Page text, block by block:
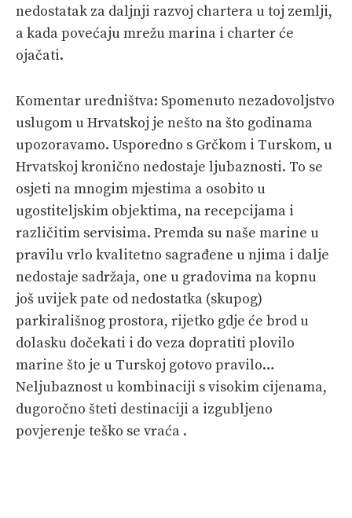
nedostatak za daljnji razvoj chartera u toj zemlji,
a kada povećaju mrežu marina i charter će
ojačati.
Komentar uredništva: Spomenuto nezadovoljstvo
uslugom u Hrvatskoj je nešto na što godinama
upozoravamo. Usporedno s Grčkom i Turskom, u
Hrvatskoj kronično nedostaje ljubaznosti. To se
osjeti na mnogim mjestima a osobito u
ugostiteljskim objektima, na recepcijama i
različitim servisima. Premda su naše marine u
pravilu vrlo kvalitetno sagrađene u njima i dalje
nedostaje sadržaja, one u gradovima na kopnu
još uvijek pate od nedostatka (skupog)
parkirališnog prostora, rijetko gdje će brod u
dolasku dočekati i do veza dopratiti plovilo
marine što je u Turskoj gotovo pravilo…
Neljubaznost u kombinaciji s visokim cijenama,
dugoročno šteti destinaciji a izgubljeno
povjerenje teško se vraća .